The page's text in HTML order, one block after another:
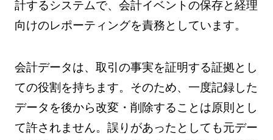
計するシステムで、会計イベントの保存と経理
向けのレポーティングを責務としています。
会計データは、取引の事実を証明する証拠とし
ての役割を持ちます。そのため、一度記録した
データを後から改変・削除することは原則とし
て許されません。誤りがあったとしても元デー